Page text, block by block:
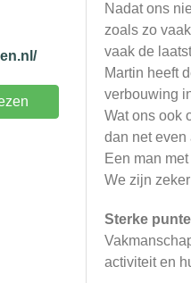
Nadat ons
zoals zo
vaak de
Martin heeft
verbouwing
Wat ons ook
dan net even
Een man
We zijn
Sterke
activiteit en